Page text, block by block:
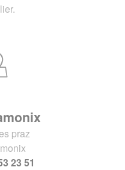
praz
23 51